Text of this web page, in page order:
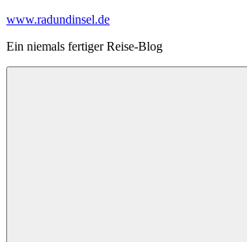
Zum
springen
www.radundinsel.de
Ein niemals fertiger Reise-Blog